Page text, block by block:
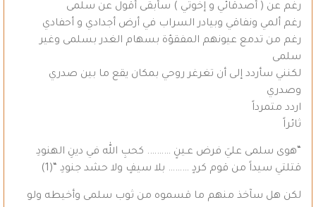
رغم عن ( أصدقائي و إخوتي ) سأبقى أقول عن سلمى
رغم ألمي ونفاقي وبيادر السراب في أرض أجدادي و أحفادي
رغم من تدمع عيونهم المفقؤة بسهام الغدر بسلمى وغير
سلمى
لكنني سأردد إلى أن تغرغر روحي بمكان يقع ما بين صدري
وصدري
اردد متمرداً
ثائراً
“هوى سلمى عليَ فرض عـينٍ ………. كحبِ الله في دينِ الهنودِ
قتلتي سيداً من قوم كردٍ ……… بلا سيفٍ ولا حشد جنودِ “(1)
لكن هل سآخذ منهم ما قسموه من ثوب سلمى وأخيطه ولو